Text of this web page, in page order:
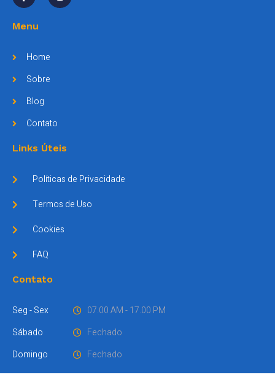
Menu
Home
Sobre
Blog
Contato
Links Úteis
Políticas de Privacidade
Termos de Uso
Cookies
FAQ
Contato
Seg - Sex
Sábado
Domingo
07.00 AM - 17.00 PM
Fechado
Fechado